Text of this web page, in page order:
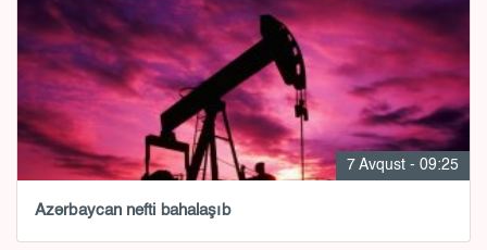
7 Avqust - 09:25
Azərbaycan nefti bahalaşıb